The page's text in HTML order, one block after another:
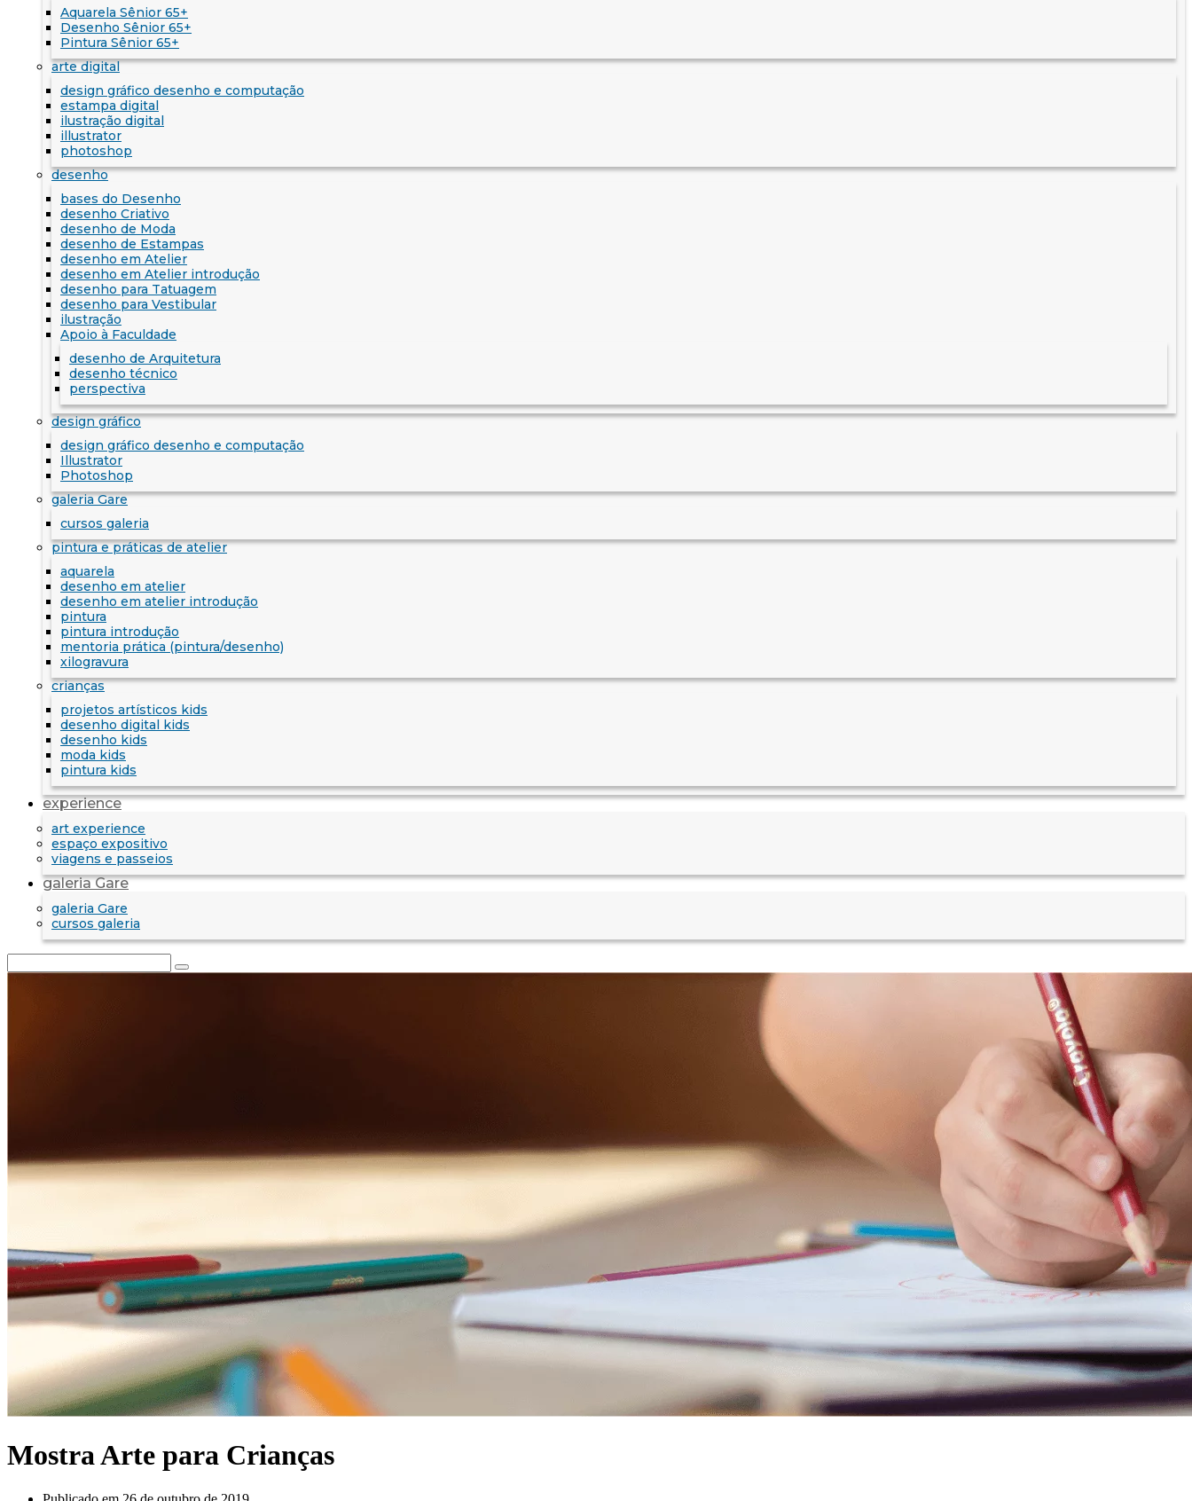
Aquarela Sênior 65+
Desenho Sênior 65+
Pintura Sênior 65+
arte digital
design gráfico desenho e computação
estampa digital
ilustração digital
illustrator
photoshop
desenho
bases do Desenho
desenho Criativo
desenho de Moda
desenho de Estampas
desenho em Atelier
desenho em Atelier introdução
desenho para Tatuagem
desenho para Vestibular
ilustração
Apoio à Faculdade
desenho de Arquitetura
desenho técnico
perspectiva
design gráfico
design gráfico desenho e computação
Illustrator
Photoshop
galeria Gare
cursos galeria
pintura e práticas de atelier
aquarela
desenho em atelier
desenho em atelier introdução
pintura
pintura introdução
mentoria prática (pintura/desenho)
xilogravura
crianças
projetos artísticos kids
desenho digital kids
desenho kids
moda kids
pintura kids
experience
art experience
espaço expositivo
viagens e passeios
galeria Gare
galeria Gare
cursos galeria
Mostra Arte para Crianças